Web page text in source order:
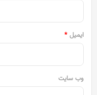
ایمیل *
وب‌ سایت